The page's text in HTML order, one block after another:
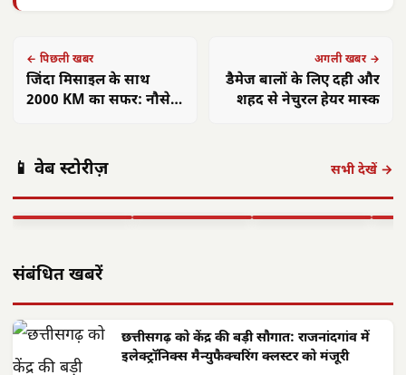
← पिछली खबर
जिंदा मिसाइल के साथ
2000 KM का सफर: नौसेना
अगली खबर →
डैमेज बालों के लिए दही और
शहद से नेचुरल हेयर मास्क
📱 वेब स्टोरीज़ सभी देखें →
अगस्त को अलवर
की…
वेशभूषा में…
यादव का सम्मान:
रजत पदक…
संबंधित खबरें
छत्तीसगढ़ को केंद्र की बड़ी सौगात: राजनांदगांव में
इलेक्ट्रॉनिक्स मैन्युफैक्चरिंग क्लस्टर को मंजूरी